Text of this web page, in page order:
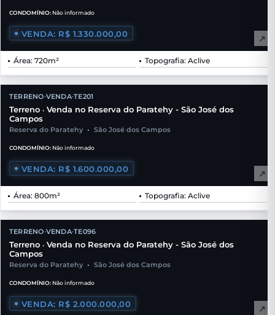
CONDOMÍNIO: Não informado
VENDA: R$ 1.330.000,00 ↗
Área: 720m² Topografia: Aclive
TERRENO•VENDA•TE201
Terreno • Venda no Reserva do Paratehy - São José dos
Campos
Reserva do Paratehy • São José dos Campos
CONDOMÍNIO: Não informado
VENDA: R$ 1.600.000,00 ↗
Área: 800m² Topografia: Aclive
TERRENO•VENDA•TE096
Terreno • Venda no Reserva do Paratehy - São José dos
Campos
Reserva do Paratehy • São José dos Campos
CONDOMÍNIO: Não informado
VENDA: R$ 2.000.000,00 ↗